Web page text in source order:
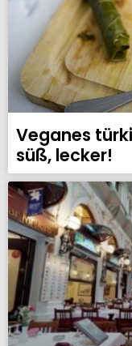
Veganes
süß, lecker!